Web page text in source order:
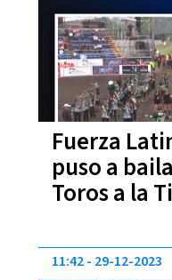
Fuerza
puso a
Toros a la
11:42 29-12-2023